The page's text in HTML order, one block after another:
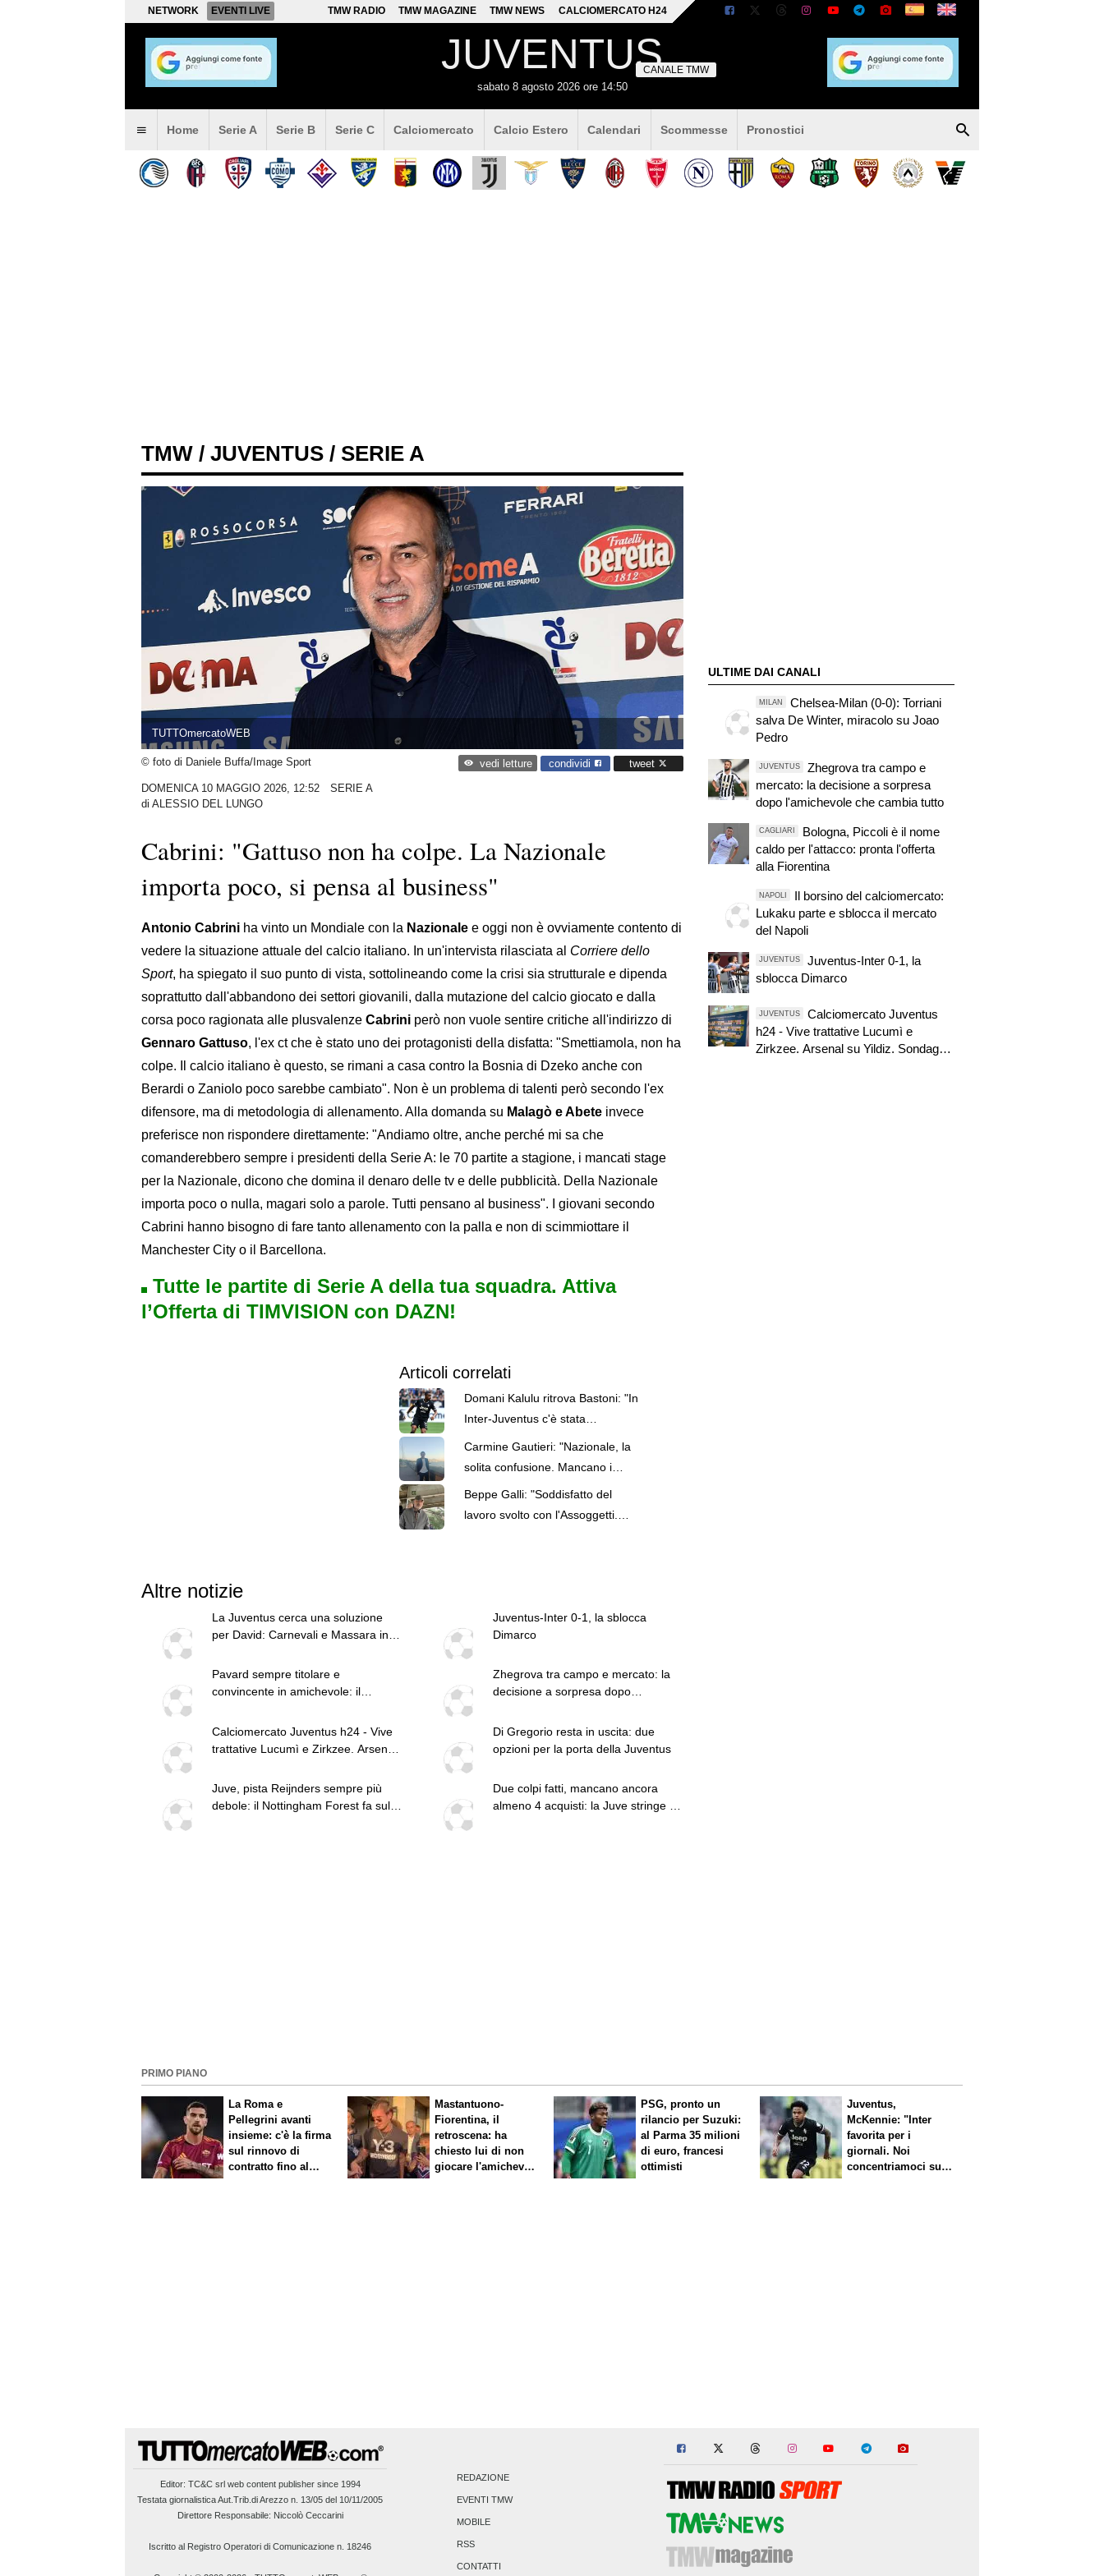
NETWORK EVENTI LIVE TMW RADIO TMW MAGAZINE TMW NEWS CALCIOMERCATO H24
JUVENTUS
sabato 8 agosto 2026 ore 14:50
CANALE TMW
Home Serie A Serie B Serie C Calciomercato Calcio Estero Calendari Scommesse Pronostici
TMW / JUVENTUS / SERIE A
TUTTOmercatoWEB
© foto di Daniele Buffa/Image Sport vedi letture condividi tweet
DOMENICA 10 MAGGIO 2026, 12:52
SERIE A
di ALESSIO DEL LUNGO
Cabrini: "Gattuso non ha colpe. La Nazionale
importa poco, si pensa al business"
Antonio Cabrini ha vinto un Mondiale con la Nazionale e oggi non è ovviamente contento di
vedere la situazione attuale del calcio italiano. In un'intervista rilasciata al Corriere dello
Sport, ha spiegato il suo punto di vista, sottolineando come la crisi sia strutturale e dipenda
soprattutto dall'abbandono dei settori giovanili, dalla mutazione del calcio giocato e dalla
corsa poco ragionata alle plusvalenze Cabrini però non vuole sentire critiche all'indirizzo di
Gennaro Gattuso, l'ex ct che è stato uno dei protagonisti della disfatta: "Smettiamola, non ha
colpe. Il calcio italiano è questo, se rimani a casa contro la Bosnia di Dzeko anche con
Berardi o Zaniolo poco sarebbe cambiato". Non è un problema di talenti però secondo l'ex
difensore, ma di metodologia di allenamento. Alla domanda su Malagò e Abete invece
preferisce non rispondere direttamente: "Andiamo oltre, anche perché mi sa che
comanderebbero sempre i presidenti della Serie A: le 70 partite a stagione, i mancati stage
per la Nazionale, dicono che domina il denaro delle tv e delle pubblicità. Della Nazionale
importa poco o nulla, magari solo a parole. Tutti pensano al business". I giovani secondo
Cabrini hanno bisogno di fare tanto allenamento con la palla e non di scimmiottare il
Manchester City o il Barcellona.
Tutte le partite di Serie A della tua squadra. Attiva
l’Offerta di TIMVISION con DAZN!
Articoli correlati
Domani Kalulu ritrova Bastoni: "In
Inter-Juventus c'è stata
Carmine Gautieri: "Nazionale, la
solita confusione. Mancano i
calciatori. Mercato, bene la
Fiorentina. Ma ora si muovano le
Beppe Galli: "Soddisfatto del
lavoro svolto con l'Assoggetti.
Altre notizie
La Juventus cerca una soluzione
per David: Carnevali e Massara in
Juventus-Inter 0-1, la sblocca
Dimarco
Pavard sempre titolare e
convincente in amichevole: il
Zhegrova tra campo e mercato: la
decisione a sorpresa dopo
Calciomercato Juventus h24 - Vive
trattative Lucumì e Zirkzee. Arsenal
PSG alza offerta per Suzuki.
Pellegrino, concorrenza viola.
Di Gregorio resta in uscita: due
opzioni per la porta della Juventus
Juve, pista Reijnders sempre più
debole: il Nottingham Forest fa sul
Due colpi fatti, mancano ancora
almeno 4 acquisti: la Juve stringe e
ULTIME DAI CANALI
MILAN
Chelsea-Milan (0-0): Torriani
salva De Winter, miracolo su Joao
Pedro
JUVENTUS
Zhegrova tra campo e
mercato: la decisione a sorpresa
dopo l'amichevole che cambia tutto
CAGLIARI
Bologna, Piccoli è il nome
caldo per l'attacco: pronta l'offerta
alla Fiorentina
NAPOLI
Il borsino del calciomercato:
Lukaku parte e sblocca il mercato
del Napoli
JUVENTUS
Juventus-Inter 0-1, la
sblocca Dimarco
JUVENTUS
Calciomercato Juventus
h24 - Vive trattative Lucumì e
Zirkzee. Arsenal su Yildiz. Sondaggio
PRIMO PIANO
La Roma e
Pellegrini avanti
insieme: c'è la firma
sul rinnovo di
contratto fino al
Mastantuono-
Fiorentina, il
retroscena: ha
chiesto lui di non
giocare l'amichevole
PSG, pronto un
rilancio per Suzuki:
al Parma 35 milioni
di euro, francesi
ottimisti
Juventus,
McKennie: "Inter
favorita per i
giornali. Noi
concentriamoci sul
Editor: TC&C srlweb content publisher since 1994
Testata giornalistica Aut.Trib.di Arezzo n. 13/05 del 10/11/2005
Direttore Responsabile: Niccolò Ceccarini
Iscritto al Registro Operatori di Comunicazione n. 18246
REDAZIONE
EVENTI TMW
MOBILE
RSS
CONTATTI